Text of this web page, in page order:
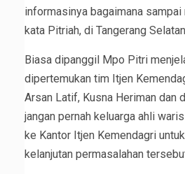
informasinya bagaimana sampai
kata Pitriah, di Tangerang
Biasa dipanggil Mpo Pitri
dipertemukan tim Itjen
Arsan Latif, Kusna Heriman dan
jangan pernah keluarga ahli
ke Kantor Itjen Kemendagri
kelanjutan permasalahan